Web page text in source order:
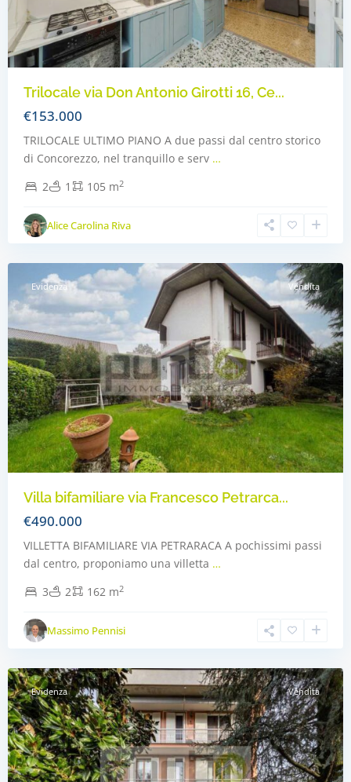
Trilocale via Don Antonio Girotti 16, Ce...
€153.000
TRILOCALE ULTIMO PIANO A due passi dal centro storico
di Concorezzo, nel tranquillo e serv …
2
1 105 m2
Alice Carolina Riva
Concorezzo,
Evidenza Vendita
Villa bifamiliare via Francesco Petrarca...
€490.000
VILLETTA BIFAMILIARE VIA PETRARACA A pochissimi passi
dal centro, proponiamo una villetta …
3
2 162 m2
Massimo Pennisi
Concorezzo,
Evidenza Vendita